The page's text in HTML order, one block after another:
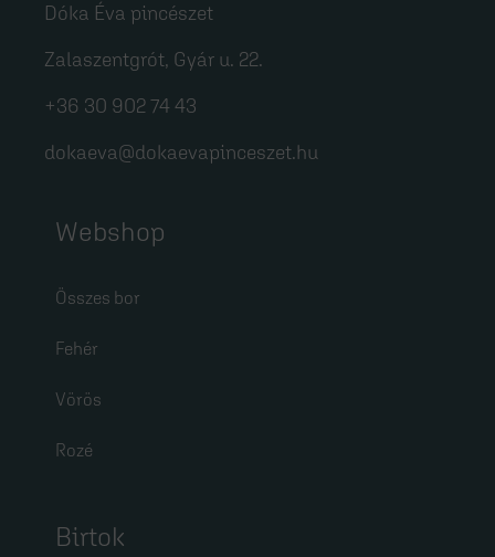
Dóka Éva pincészet
Zalaszentgrót, Gyár u. 22.
+36 30 902 74 43
dokaeva@dokaevapinceszet.hu
Webshop
Összes bor
Fehér
Vörös
Rozé
Birtok